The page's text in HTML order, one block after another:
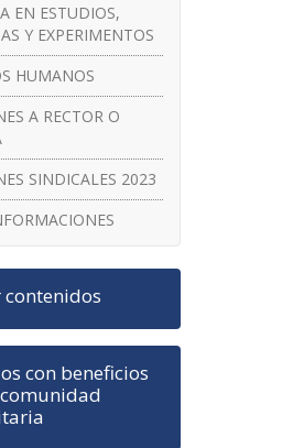
EN ESTUDIOS,
Y EXPERIMENTOS
HUMANOS
A RECTOR O
SINDICALES 2023
con beneficios